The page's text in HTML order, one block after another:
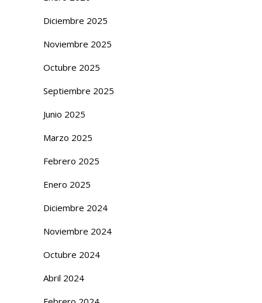
Diciembre 2025
Noviembre 2025
Octubre 2025
Septiembre 2025
Junio 2025
Marzo 2025
Febrero 2025
Enero 2025
Diciembre 2024
Noviembre 2024
Octubre 2024
Abril 2024